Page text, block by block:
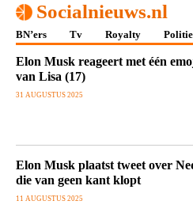
Socialnieuws.nl
BN’ers Tv Royalty
Elon Musk reageert met één
van Lisa (17)
31 AUGUSTUS 2025
Elon Musk plaatst tweet over
die van geen kant klopt
11 AUGUSTUS 2025